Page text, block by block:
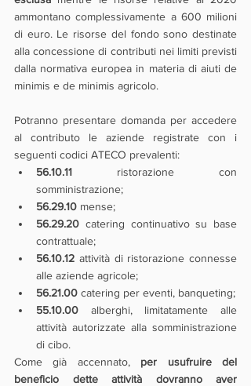
ammontano complessivamente a 600 milioni
di euro. Le risorse del fondo sono destinate
alla concessione di contributi nei limiti previsti
dalla normativa europea in materia di aiuti de
minimis e de minimis agricolo.
Potranno presentare domanda per accedere
al contributo le aziende registrate con i
seguenti codici ATECO prevalenti:
56.10.11 ristorazione con
somministrazione;
56.29.10 mense;
56.29.20 catering continuativo su base
contrattuale;
56.10.12 attività di ristorazione connesse
alle aziende agricole;
56.21.00 catering per eventi, banqueting;
55.10.00 alberghi, limitatamente alle
attività autorizzate alla somministrazione
di cibo.
Come già accennato, per usufruire del
beneficio dette attività dovranno aver